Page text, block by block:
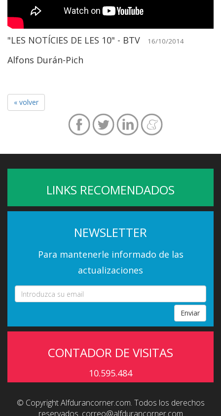
"LES NOTÍCIES DE LES 10" - BTV 16/10/2014
Alfons Durán-Pich
« volver
LINKS RECOMENDADOS
NEWSLETTER
Para mantenerle informado de las
actualizaciones
Enviar
CONTADOR DE VISITAS
10.595.484
© Copyright Alfdurancorner.com. Todos los derechos
reservados. correo@alfdurancorner.com